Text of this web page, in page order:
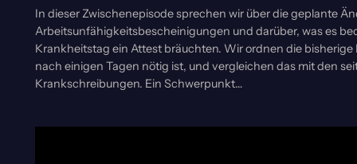
In dieser Zwischenepisode sprechen wir über die geplante
Arbeitsunfähigkeitsbescheinigungen und darüber, was es
Krankheitstag ein Attest bräuchten. Wir ordnen die bisherige
nach einigen Tagen nötig ist, und vergleichen das mit den
Krankschreibungen. Ein Schwerpunkt…